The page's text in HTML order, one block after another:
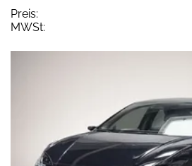
Preis:
MWSt: